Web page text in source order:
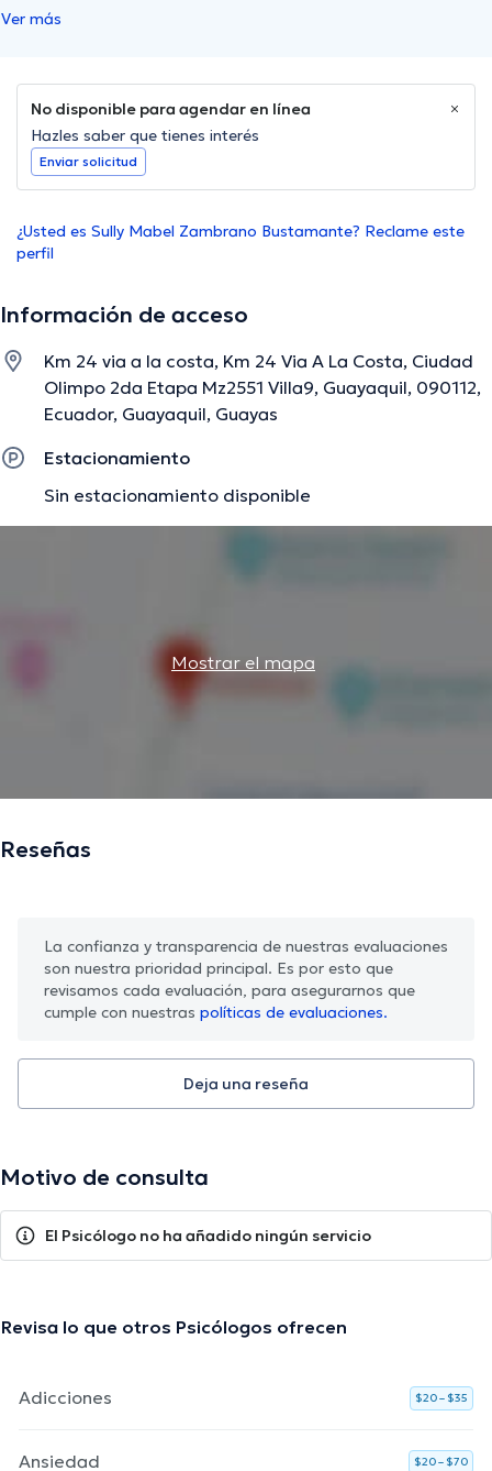
Ver más
No disponible para agendar en línea
Hazles saber que tienes interés
Enviar solicitud
¿Usted es Sully Mabel Zambrano Bustamante? Reclame este
perfil
Información de acceso
Km 24 via a la costa, Km 24 Via A La Costa, Ciudad
Olimpo 2da Etapa Mz2551 Villa9, Guayaquil, 090112,
Ecuador, Guayaquil, Guayas
Estacionamiento
Sin estacionamiento disponible
Mostrar el mapa
Reseñas
La confianza y transparencia de nuestras evaluaciones
son nuestra prioridad principal. Es por esto que
revisamos cada evaluación, para asegurarnos que
cumple con nuestras políticas de evaluaciones.
Deja una reseña
Motivo de consulta
El Psicólogo no ha añadido ningún servicio
Revisa lo que otros Psicólogos ofrecen
Adicciones $20 – $35
Ansiedad $20 – $70